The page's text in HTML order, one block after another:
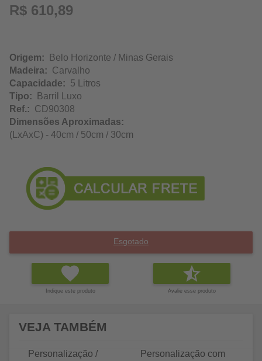
R$ 610,89
Origem: Belo Horizonte / Minas Gerais
Madeira: Carvalho
Capacidade: 5 Litros
Tipo: Barril Luxo
Ref.: CD90308
Dimensões Aproximadas:
(LxAxC) - 40cm / 50cm / 30cm
Esgotado
Indique este produto Avalie esse produto
VEJA TAMBÉM
Personalização /
Personalização com